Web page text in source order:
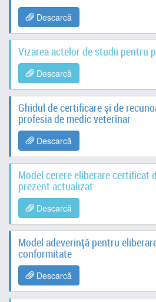
Descarcă
Vizarea actelor de studii pentru
Descarcă
Ghidul de certificare şi de
profesia de medic veterinar
Descarcă
Model cerere eliberare certificat
prezent actualizat
Descarcă
Model adeverință pentru
conformitate
Descarcă